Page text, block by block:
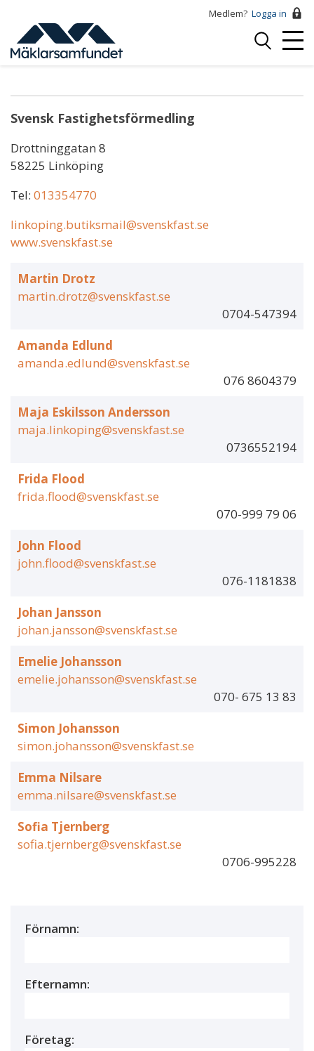
huvudinnehåll
Medlem? Logga in
Logga
Amanda Edlund
Svensk Fastighetsförmedling
Drottninggatan 8
58225 Linköping
Tel: 013354770
linkoping.butiksmail@svenskfast.se
www.svenskfast.se
Martin Drotz
martin.drotz@svenskfast.se
0704-547394
Amanda Edlund
amanda.edlund@svenskfast.se
076 8604379
Maja Eskilsson Andersson
maja.linkoping@svenskfast.se
0736552194
Frida Flood
frida.flood@svenskfast.se
070-999 79 06
John Flood
john.flood@svenskfast.se
076-1181838
Johan Jansson
johan.jansson@svenskfast.se
Emelie Johansson
emelie.johansson@svenskfast.se
070- 675 13 83
Simon Johansson
simon.johansson@svenskfast.se
Emma Nilsare
emma.nilsare@svenskfast.se
Sofia Tjernberg
sofia.tjernberg@svenskfast.se
0706-995228
Förnamn:
Efternamn:
Företag: